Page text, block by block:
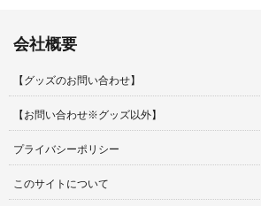
会社概要
【グッズのお問い合わせ】
【お問い合わせ※グッズ以外】
プライバシーポリシー
このサイトについて